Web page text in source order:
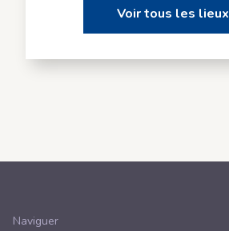
Voir tous les lieux
Naviguer